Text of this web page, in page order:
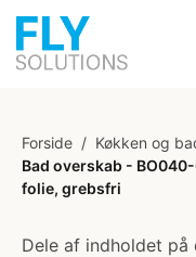
Forside / Køkken og
Bad overskab -
folie, grebsfri
Dele af indholdet